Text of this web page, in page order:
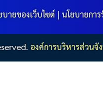
ายของเว็บไซต์|นโยบายกา
องค์การบริหารส่วน